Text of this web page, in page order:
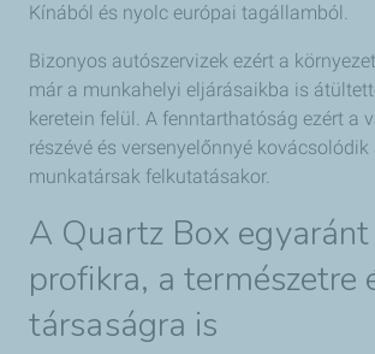
Kínából és nyolc európai tagállamból.
Bizonyos autószervizek ezért a
már a munkahelyi eljárásaikba is
keretein felül. A fenntarthatóság ezért a
részévé és versenyelőnnyé
munkatársak felkutatásakor.
A Quartz Box
profikra, a természetre
társaságra is